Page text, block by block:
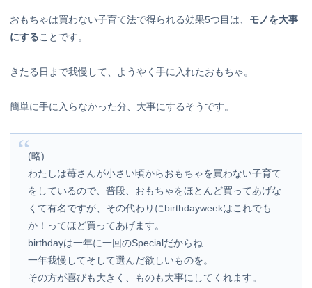
おもちゃは買わない子育て法で得られる効果5つ目は、 モノを大事
にすることです。
きたる日まで我慢して、ようやく手に入れたおもちゃ。
簡単に手に入らなかった分、大事にするそうです。
(略)
わたしは苺さんが小さい頃からおもちゃを買わない子育て
をしているので、普段、おもちゃをほとんど買ってあげな
くて有名ですが、その代わりにbirthdayweekはこれでも
か！ってほど買ってあげます。
birthdayは一年に一回のSpecialだからね
一年我慢してそして選んだ欲しいものを。
その方が喜びも大きく、ものも大事にしてくれます。